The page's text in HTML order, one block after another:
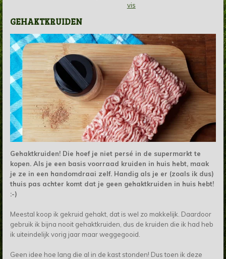
vis
GEHAKTKRUIDEN
Gehaktkruiden! Die hoef je niet persé in de supermarkt te
kopen. Als je een basis voorraad kruiden in huis hebt, maak
je ze in een handomdraai zelf. Handig als je er (zoals ik dus)
thuis pas achter komt dat je geen gehaktkruiden in huis hebt!
:-)
Meestal koop ik gekruid gehakt, dat is wel zo makkelijk. Daardoor
gebruik ik bijna nooit gehaktkruiden, dus de kruiden die ik had heb
ik uiteindelijk vorig jaar maar weggegooid.
Geen idee hoe lang die al in de kast stonden! Dus toen ik deze